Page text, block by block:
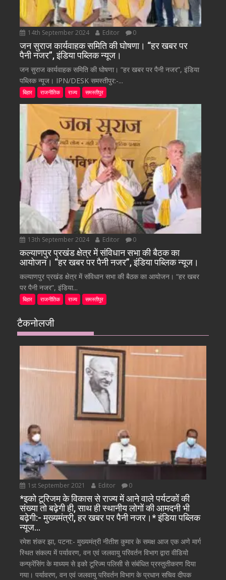
14th September 2024 Editor 0
जन सुराज कार्यवाहक समिति की घोषणा। “हर खबर पर
पैनी नजर”, इंडिया पब्लिक न्यूज।
जन सुराज कार्यवाहक समिति की घोषणा। “हर खबर पर पैनी नजर”, इंडिया
पब्लिक न्यूज। IPN/DESK समस्तीपुर:-...
बिहार राजनीतिक राज्य समस्तीपुर
13th September 2024 Editor 0
कल्याणपुर प्रखंड क्षेत्र में संविधान सभा की बैठक का
आयोजन। “हर खबर पर पैनी नजर”, इंडिया पब्लिक न्यूज।
कल्याणपुर प्रखंड क्षेत्र में संविधान सभा की बैठक का आयोजन। “हर खबर
पर पैनी नजर”, इंडिया...
बिहार राजनीतिक राज्य समस्तीपुर
टैकनोलजी
1st September 2021 Editor 0
*इको टूरिजम के विकास से राज्य में आने वाले पर्यटकों की
संख्या तो बढ़ेगी ही, साथ ही स्थानीय लोगों की आमदनी भी
बढ़ेगी:- मुख्यमंत्री, हर खबर पर पैनी नजर।* इंडिया पब्लिक
न्यूज…
रमेश शंकर झा, पटना:- मुख्यमंत्री नीतीश कुमार के समक्ष आज एक अणे मार्ग
स्थित संकल्प में पर्यावरण, वन एवं जलवायु परिवर्तन विभाग द्वारा वीडियो
कन्फ्रेंसिंग के माध्यम से इको टूरिज्म पलिसी से संबंधित प्रस्तुतीकरण दिया
गया। पर्यावरण, वन एवं जलवायु परिवर्तन विभाग के प्रधान सचिव दीपक